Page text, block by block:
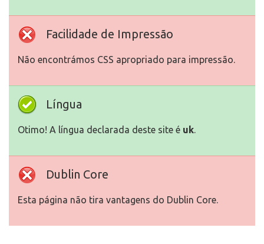
Facilidade de Impressão
Não encontrámos CSS apropriado para impressão.
Língua
Otimo! A língua declarada deste site é uk.
Dublin Core
Esta página não tira vantagens do Dublin Core.